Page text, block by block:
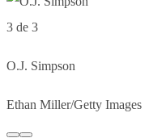
3 de 3
O.J. Simpson
Ethan Miller/Getty Images